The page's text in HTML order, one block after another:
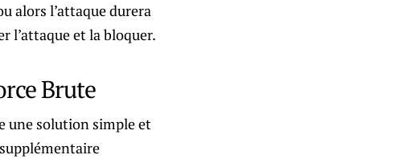
alors l’attaque durera
l’attaque et la bloquer.
Brute
une solution simple et